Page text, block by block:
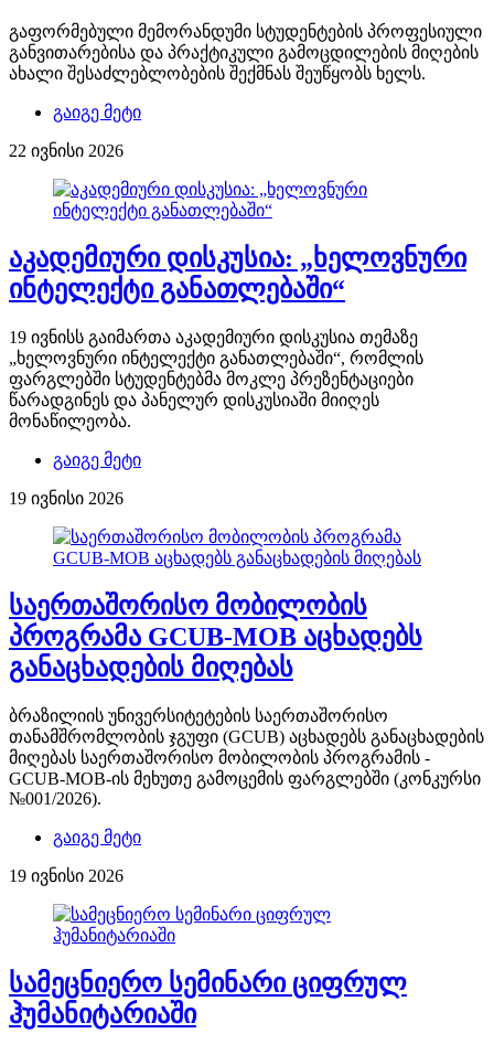
გაფორმებული მემორანდუმი სტუდენტების პროფესიული
განვითარებისა და პრაქტიკული გამოცდილების მიღების
ახალი შესაძლებლობების შექმნას შეუწყობს ხელს.
გაიგე მეტი
22 ივნისი 2026
აკადემიური დისკუსია: „ხელოვნური
ინტელექტი განათლებაში“
19 ივნისს გაიმართა აკადემიური დისკუსია თემაზე
„ხელოვნური ინტელექტი განათლებაში“, რომლის
ფარგლებში სტუდენტებმა მოკლე პრეზენტაციები
წარადგინეს და პანელურ დისკუსიაში მიიღეს
მონაწილეობა.
გაიგე მეტი
19 ივნისი 2026
საერთაშორისო მობილობის
პროგრამა GCUB-MOB აცხადებს
განაცხადების მიღებას
ბრაზილიის უნივერსიტეტების საერთაშორისო
თანამშრომლობის ჯგუფი (GCUB) აცხადებს განაცხადების
მიღებას საერთაშორისო მობილობის პროგრამის -
GCUB-MOB-ის მეხუთე გამოცემის ფარგლებში (კონკურსი
№001/2026).
გაიგე მეტი
19 ივნისი 2026
სამეცნიერო სემინარი ციფრულ
ჰუმანიტარიაში